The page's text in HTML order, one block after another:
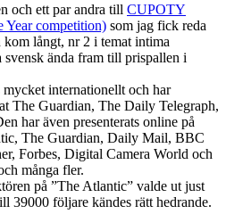
och ett par andra till CUPOTY
Year competition) som jag fick reda
långt, nr 2 i temat intima
svensk ända fram till prispallen i
internationellt och har
The Guardian, The Daily Telegraph,
har även presenterats online på
The Guardian, Daily Mail, BBC
Forbes, Digital Camera World och
många fler.
på ”The Atlantic” valde ut just
39000 följare kändes rätt hedrande.